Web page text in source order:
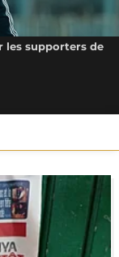
les supporters de